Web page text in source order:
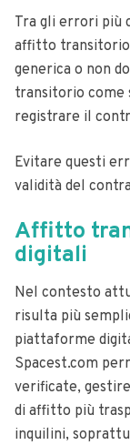
Tra gli errori più
affitto transitorio
generica o non
transitorio
registrare il
Evitare questi
validità del
Affitto
digitali
Nel contesto
risulta più
piattaforme
Spacest.com
verificate,
di affitto più
inquilini,